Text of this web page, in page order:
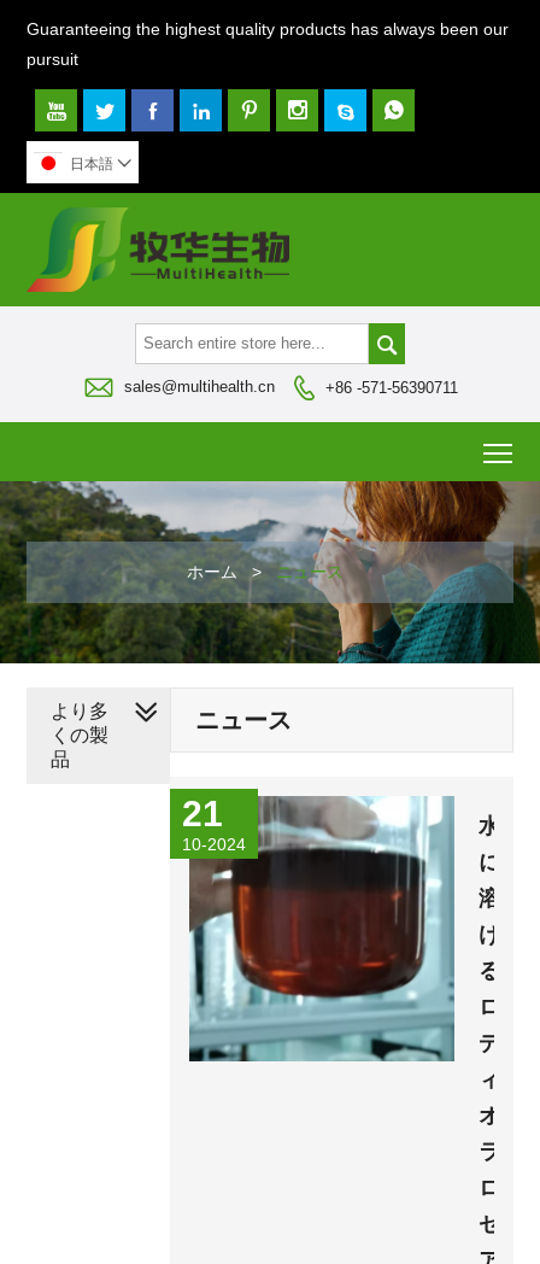
Guaranteeing the highest quality products has always been our
pursuit
       
日本語 

 sales@multihealth.cn  +86 -571-56390711
ホーム > ニュース
ニュース
水
に
溶
け
る
ロ
デ
ィ
オ
ラ
ロ
ゼ
21
10-2024
より多
くの製
品